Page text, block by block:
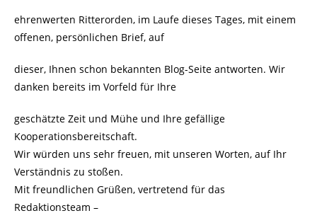
ehrenwerten Ritterorden, im Laufe dieses Tages, mit einem
offenen, persönlichen Brief, auf
dieser, Ihnen schon bekannten Blog-Seite antworten. Wir
danken bereits im Vorfeld für Ihre
geschätzte Zeit und Mühe und Ihre gefällige
Kooperationsbereitschaft.
Wir würden uns sehr freuen, mit unseren Worten, auf Ihr
Verständnis zu stoßen.
Mit freundlichen Grüßen, vertretend für das
Redaktionsteam –